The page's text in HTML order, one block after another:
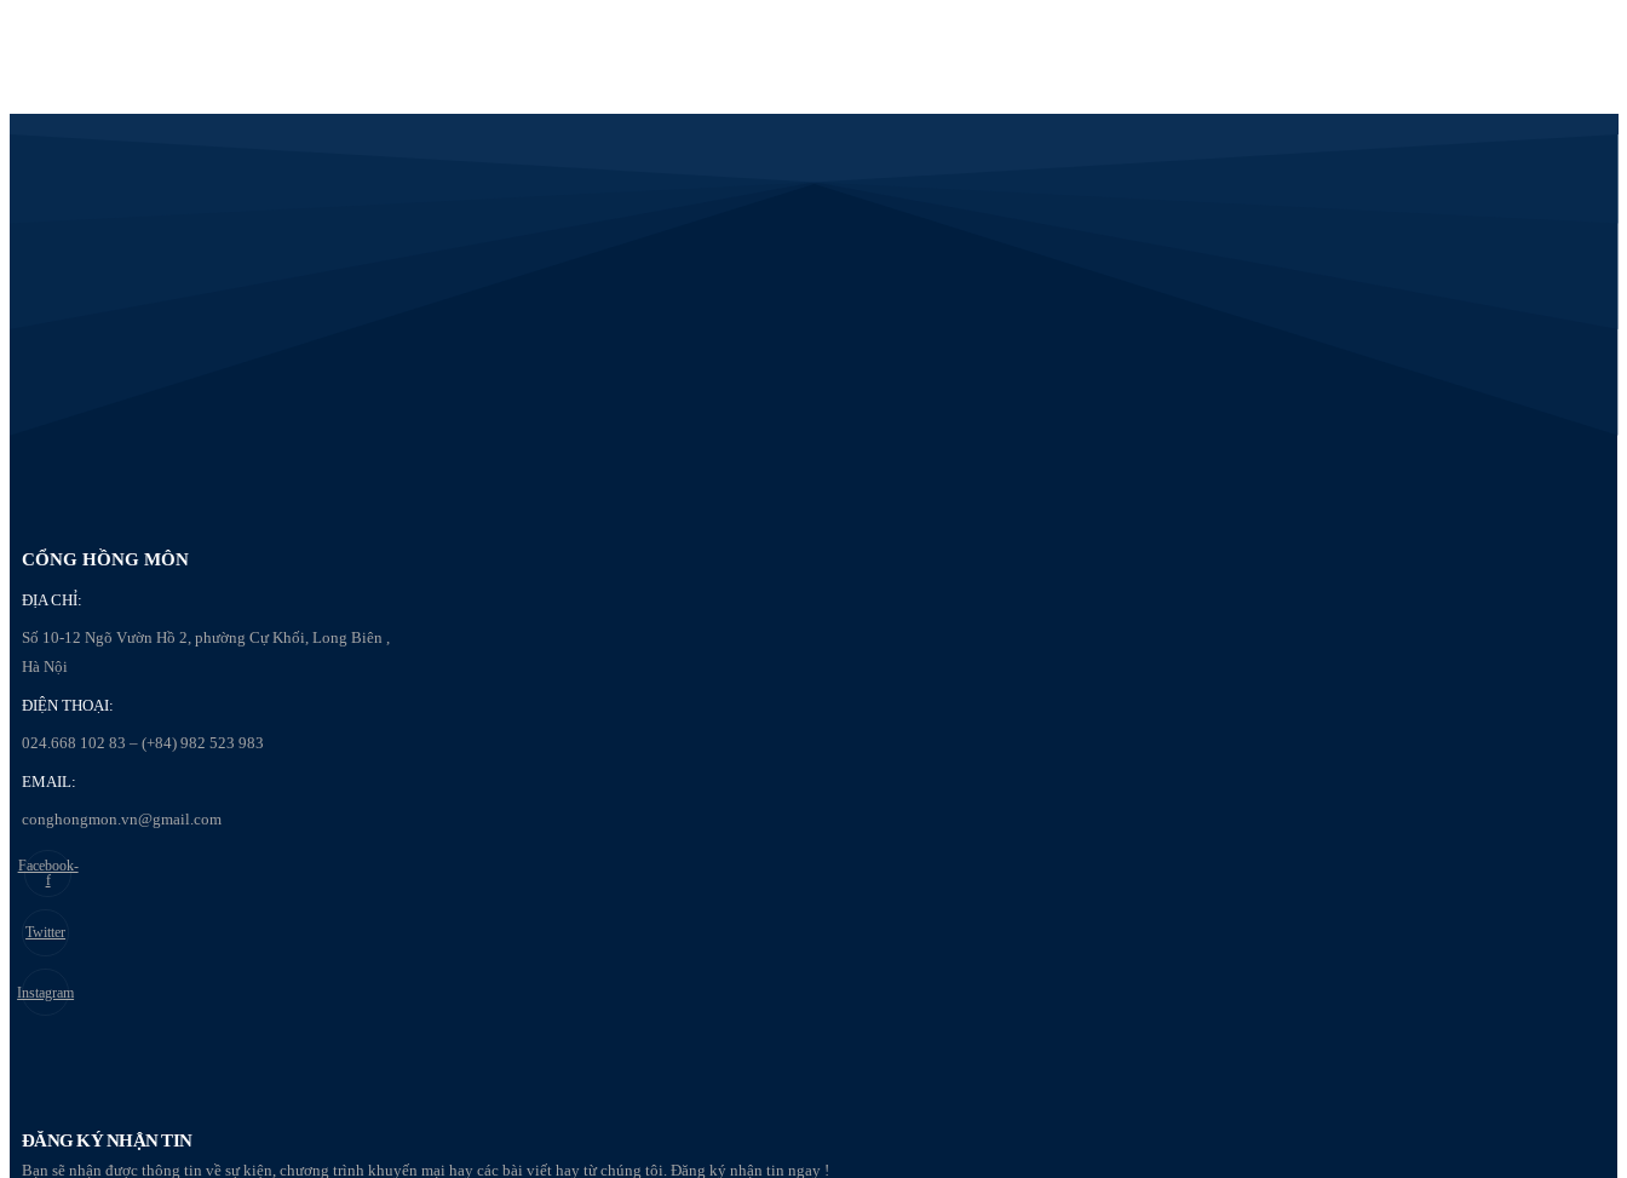
CỔNG HỒNG MÔN
ĐỊA CHỈ:
Số 10-12 Ngõ Vườn Hồ 2, phường Cự Khối, Long Biên ,
Hà Nội
ĐIỆN THOẠI:
024.668 102 83 – (+84) 982 523 983
EMAIL:
conghongmon.vn@gmail.com
Facebook-
f
Twitter
Instagram
ĐĂNG KÝ NHẬN TIN
Bạn sẽ nhận được thông tin về sự kiện, chương trình khuyến mại hay các bài viết hay từ chúng tôi. Đăng ký nhận tin ngay !